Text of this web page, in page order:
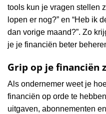
tools kun je vragen stellen
lopen er nog?” en “Heb ik
dan vorige maand?”. Zo
je je financiën beter
Grip op je financiën
Als ondernemer weet je
financiën op orde te
uitgaven, abonnementen